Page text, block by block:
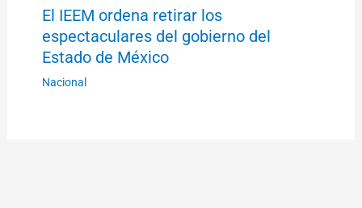
El IEEM ordena retirar los
espectaculares del gobierno del
Estado de México
Nacional